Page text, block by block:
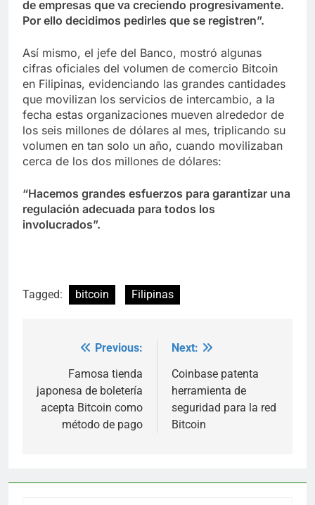
de empresas que va creciendo progresivamente.
Por ello decidimos pedirles que se registren”.
Así mismo, el jefe del Banco, mostró algunas
cifras oficiales del volumen de comercio Bitcoin
en Filipinas, evidenciando las grandes cantidades
que movilizan los servicios de intercambio, a la
fecha estas organizaciones mueven alrededor de
los seis millones de dólares al mes, triplicando su
volumen en tan solo un año, cuando movilizaban
cerca de los dos millones de dólares:
“Hacemos grandes esfuerzos para garantizar una
regulación adecuada para todos los
involucrados”.
Tagged: bitcoin Filipinas
navigation
Previous:
Famosa tienda
japonesa de boletería
acepta Bitcoin como
método de pago
Next:
Coinbase patenta
herramienta de
seguridad para la red
Bitcoin